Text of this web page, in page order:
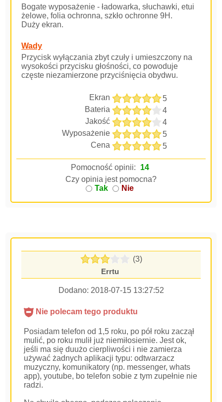
Bogate wyposażenie - ładowarka, słuchawki, etui
żelowe, folia ochronna, szkło ochronne 9H.
Duży ekran.
Wady
Przycisk wyłączania zbyt czuły i umieszczony na
wysokości przycisku głośności, co powoduje
częste niezamierzone przyciśnięcia obydwu.
Ekran
5
Bateria
4
Jakość
4
Wyposażenie
5
Cena
5
Pomocność opinii:
14
Czy opinia jest pomocna?
Tak
Nie
(3)
Errtu
Dodano: 2018-07-15 13:27:52
Nie polecam tego produktu
Posiadam telefon od 1,5 roku, po pół roku zaczął
mulić, po roku mulił już niemiłosiernie. Jest ok,
jeśli ma się duużo cierpliwości i nie zamierza
używać żadnych aplikacji typu: odtwarzacz
muzyczny, komunikatory (np. messenger, whats
app), youtube, bo telefon sobie z tym zupełnie nie
radzi.